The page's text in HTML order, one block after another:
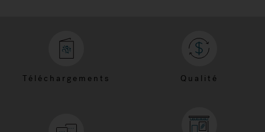
Téléchargements Qualité